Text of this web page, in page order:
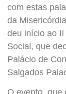
com estas
da
deu início ao
Social, que
Palácio de
Salgados